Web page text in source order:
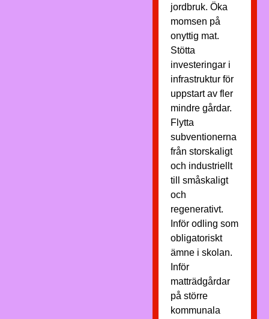
jordbruk. Öka
momsen på
onyttig mat.
Stötta
investeringar i
infrastruktur för
uppstart av fler
mindre gårdar.
Flytta
subventionerna
från storskaligt
och industriellt
till småskaligt
och
regenerativt.
Inför odling som
obligatoriskt
ämne i skolan.
Inför
matträdgårdar
på större
kommunala